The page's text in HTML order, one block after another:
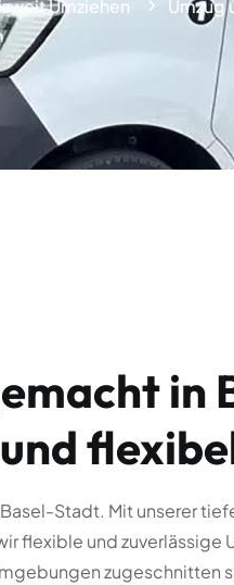
Umziehen Umzug
Stadt. Mit unserer
flexible und zuverlässige
zugeschnitten